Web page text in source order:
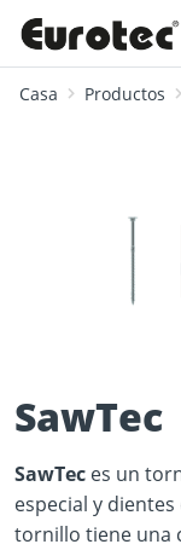
Casa Productos
SawTec
SawTec es un
especial y
tornillo tiene una